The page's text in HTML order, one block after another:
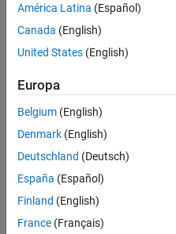
2020
4
Risposte
Risposta
Aggiornato
29 Apr
2020
Visualizzazioni
(30 giorni)
América Latina (Español)
Canada (English)
United States (English)
Europa
Belgium (English)
Denmark (English)
Deutschland (Deutsch)
España (Español)
Finland (English)
France (Français)